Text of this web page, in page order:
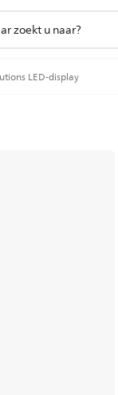
LED-display